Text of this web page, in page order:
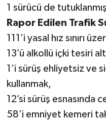
1 sürücü de
Rapor Edilen Trafik
111’i yasal hız sınırı
13’ü alkollü içki tesiri
1’i sürüş ehliyetsiz ve
kullanmak,
12’si sürüş esnasında
58’i emniyet kemeri